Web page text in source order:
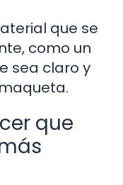
que se
como un
sea claro y
que